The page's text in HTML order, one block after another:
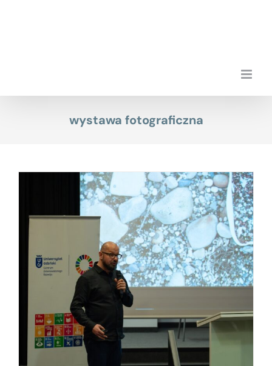
wystawa fotograficzna